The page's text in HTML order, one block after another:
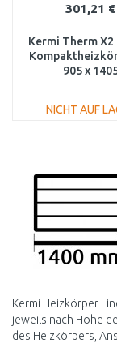
301,21 €
Kermi Therm X2
905 x
NICHT AUF
Kermi Heizkörper
jeweils nach Höhe
des Heizkörpers,